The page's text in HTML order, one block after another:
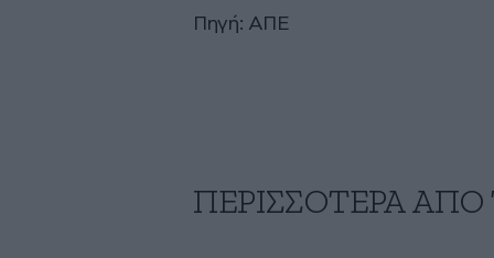
Πηγή: ΑΠΕ
ΠΕΡΙΣΣΟΤΕΡΑ